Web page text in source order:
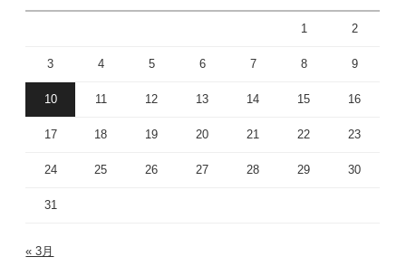
1 2
3 4 5 6 7 8 9
10 11 12 13 14 15 16
17 18 19 20 21 22 23
24 25 26 27 28 29 30
31
« 3月